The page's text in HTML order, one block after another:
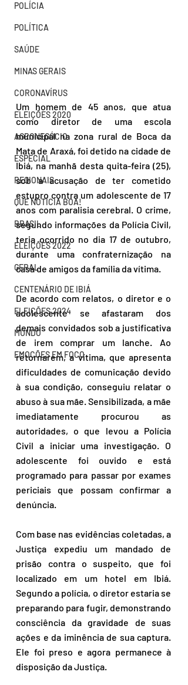
POLÍCIA
POLÍTICA
SAÚDE
MINAS GERAIS
CORONAVÍRUS
ELEIÇÕES 2020
AGRONEGÓCIO
ESPECIAL
REGIONAIS
QUE NOTÍCIA BOA!
BRASIL
ELEIÇÕES 2022
GERAL
CENTENÁRIO DE IBIÁ
ELEIÇÕES 2024
MUNDO
EMOÇÕES EM FOCO
Um homem de 45 anos, que atua
como diretor de uma escola
municipal na zona rural de Boca da
Mata de Araxá, foi detido na cidade de
Ibiá, na manhã desta quita-feira (25),
sob a acusação de ter cometido
estupro contra um adolescente de 17
anos com paralisia cerebral. O crime,
segundo informações da Polícia Civil,
teria ocorrido no dia 17 de outubro,
durante uma confraternização na
casa de amigos da família da vítima.
De acordo com relatos, o diretor e o
adolescente se afastaram dos
demais convidados sob a justificativa
de irem comprar um lanche. Ao
retornarem, a vítima, que apresenta
dificuldades de comunicação devido
à sua condição, conseguiu relatar o
abuso à sua mãe. Sensibilizada, a mãe
imediatamente procurou as
autoridades, o que levou a Polícia
Civil a iniciar uma investigação. O
adolescente foi ouvido e está
programado para passar por exames
periciais que possam confirmar a
denúncia.
Com base nas evidências coletadas, a
Justiça expediu um mandado de
prisão contra o suspeito, que foi
localizado em um hotel em Ibiá.
Segundo a polícia, o diretor estaria se
preparando para fugir, demonstrando
consciência da gravidade de suas
ações e da iminência de sua captura.
Ele foi preso e agora permanece à
disposição da Justiça.